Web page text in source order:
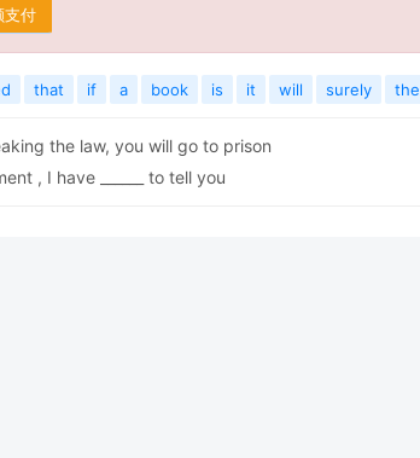
支付
that if a book is it will surely the
the law, you will go to prison
, I have ______ to tell you